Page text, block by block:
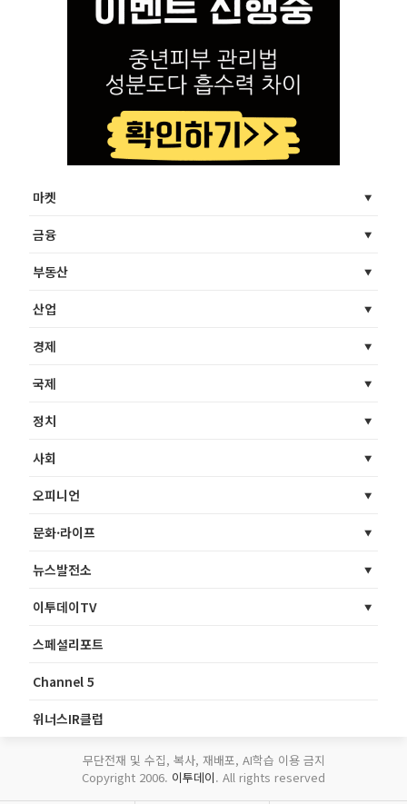
마켓
금융
부동산
산업
경제
국제
정치
사회
오피니언
문화·라이프
뉴스발전소
이투데이TV
스페셜리포트
Channel 5
위너스IR클럽
무단전재 및 수집, 복사, 재배포, AI학습 이용 금지
Copyright 2006. 이투데이. All rights reserved